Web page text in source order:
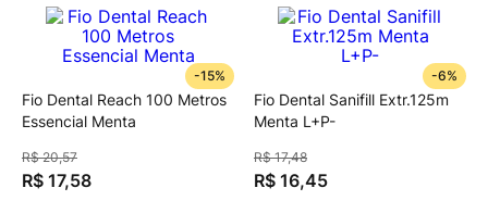
-15%
Fio Dental Reach 100 Metros
Essencial Menta
R$ 20,57
R$ 17,58
-6%
Fio Dental Sanifill Extr.125m
Menta L+P-
R$ 17,48
R$ 16,45